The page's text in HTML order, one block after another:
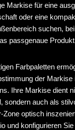
Markise für eine
oder eine
suchen,
passgenaue
Farbpaletten
der Markise
Ihre Markise dient
sondern auch als
Zone optisch
und konfigurieren